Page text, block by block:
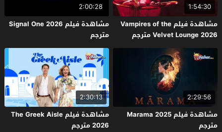
1:54:30
مشاهدة فيلم Vampires of the
Velvet Lounge 2026 مترجم
2:00:28
مشاهدة فيلم Signal One 2026
مترجم
2:29:56
مشاهدة فيلم Marama 2025
مترجم
2:30:13
مشاهدة فيلم The Greek Aisle
2026 مترجم